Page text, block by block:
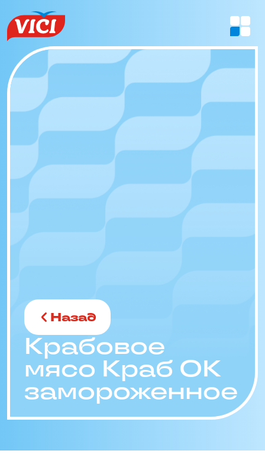
Назад
Крабовое
мясо Краб ОК
замороженное